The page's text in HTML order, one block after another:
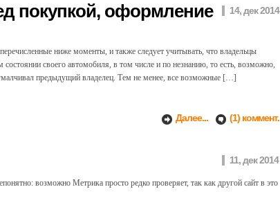
покупкой, оформление
14, дек 2014
ниже моменты, и также следует учитывать, что владельцы
своего автомобиля, в том числе и по незнанию, то есть, возможно,
предыдущий владелец. Тем не менее, все возможные […]
Далее... (1) коммент.
11, дек 2014
возможно Метрика просто редко проверяет, так как другой сайт в это